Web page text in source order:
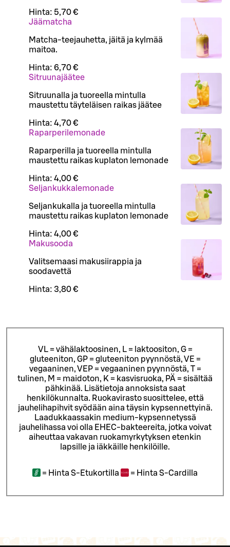
Hinta: 5,70 €
Jäämatcha
Matcha-teejauhetta, jäitä ja kylmää
maitoa.
Hinta: 6,70 €
Sitruunajäätee
Sitruunalla ja tuoreella mintulla
maustettu täyteläisen raikas jäätee
Hinta: 4,70 €
Raparperilemonade
Raparperilla ja tuoreella mintulla
maustettu raikas kuplaton lemonade
Hinta: 4,00 €
Seljankukkalemonade
Seljankukalla ja tuoreella mintulla
maustettu raikas kuplaton lemonade
Hinta: 4,00 €
Makusooda
Valitsemaasi makusiirappia ja
soodavettä
Hinta: 3,80 €
VL = vähälaktoosinen, L = laktoositon, G =
gluteeniton, GP = gluteeniton pyynnöstä, VE =
vegaaninen, VEP = vegaaninen pyynnöstä, T =
tulinen, M = maidoton, K = kasvisruoka, PÄ = sisältää
pähkinää. Lisätietoja annoksista saat
henkilökunnalta. Ruokavirasto suosittelee, että
jauhelihapihvit syödään aina täysin kypsennettyinä.
Laadukkaassakin medium-kypsennetyssä
jauhelihassa voi olla EHEC-bakteereita, jotka voivat
aiheuttaa vakavan ruokamyrkytyksen etenkin
lapsille ja iäkkäille henkilöille.
= Hinta S-Etukortilla = Hinta S-Cardilla